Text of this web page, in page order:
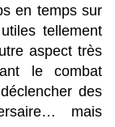
en temps sur
tellement
aspect très
le combat
des
mais